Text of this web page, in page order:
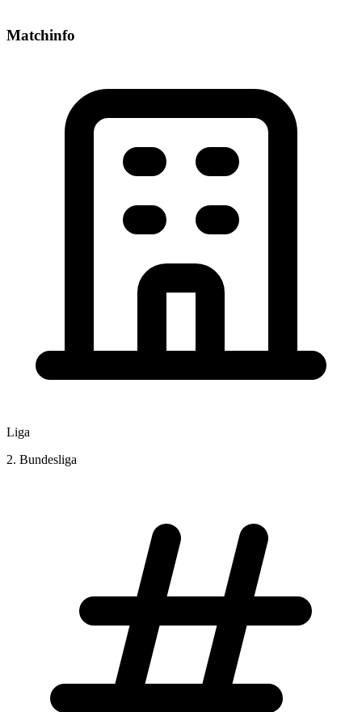
Matchinfo
Liga
2. Bundesliga